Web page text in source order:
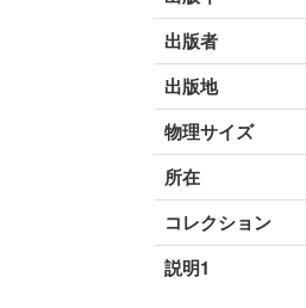
出版者
出版地
物理サイズ
所在
コレクション
説明1